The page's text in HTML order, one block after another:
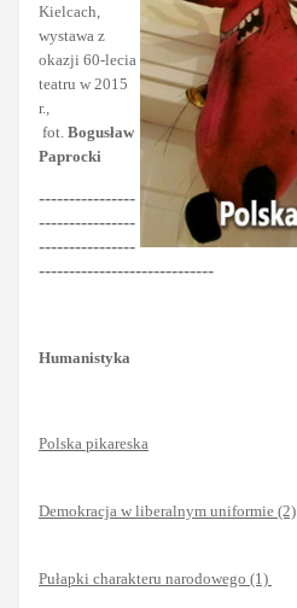
Kielcach,
wystawa z
okazji 60-lecia
teatru w 2015
r.,
fot. Bogusław
Paprocki
----------------
----------------
----------------
-----------------------------
Humanistyka
Polska pikareska
Demokracja w liberalnym uniformie (2)
Pułapki charakteru narodowego (1)